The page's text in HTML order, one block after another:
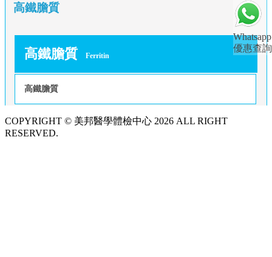
Whatsapp
優惠查詢
高鐵膽質
高鐵膽質 Ferritin
高鐵膽質
COPYRIGHT © 美邦醫學體檢中心 2026 ALL RIGHT
RESERVED.